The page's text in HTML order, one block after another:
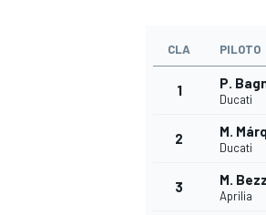
CLA PILOTO
1 P.
Ducati
2 M.
Ducati
3 M.
Aprilia